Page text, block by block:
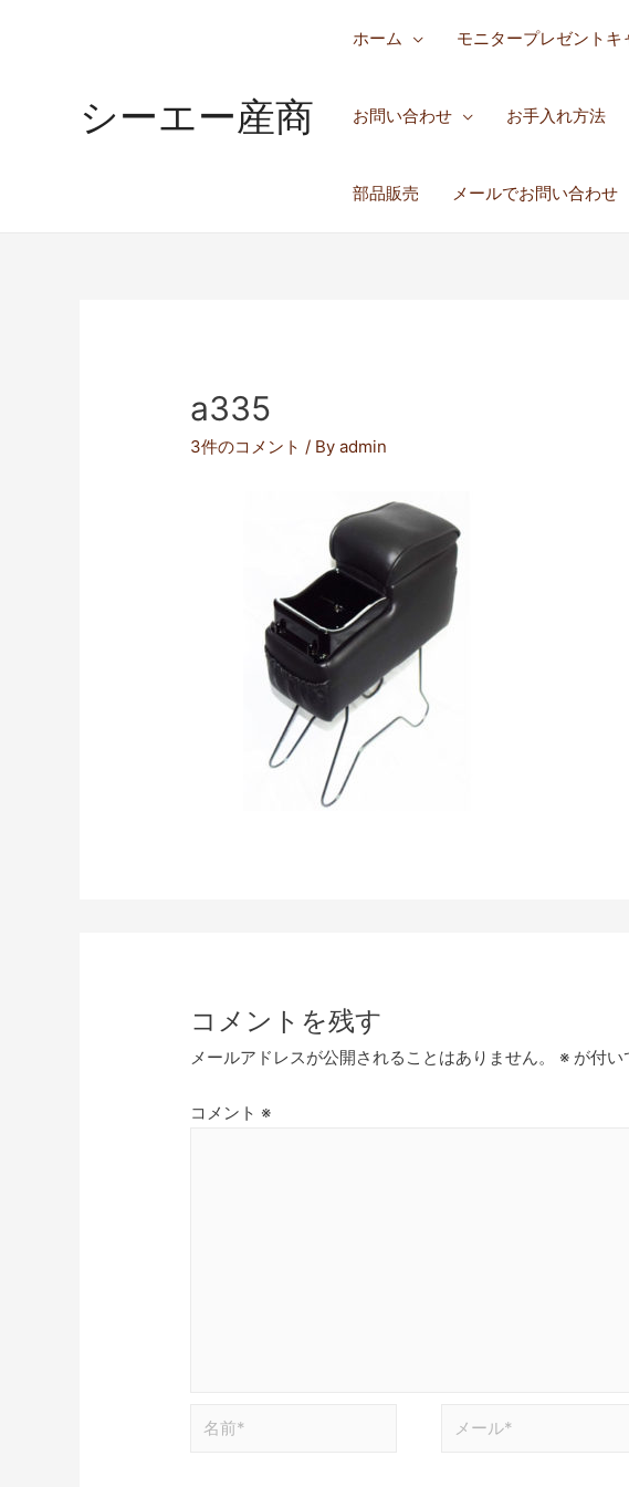
シーエー産商
ホーム モニタープレゼントキ
お問い合わせ お手入れ方法
部品販売 メールでお問い合わせ
a335
3件のコメント / Byadmin
コメントを残す
メールアドレスが公開されることはありません。 ※ が付い
コメント ※